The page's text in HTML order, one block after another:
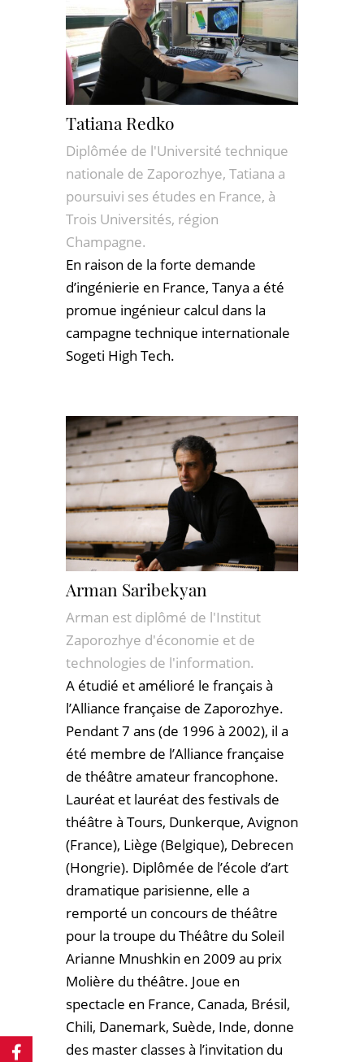
Tatiana Redko
Diplômée de l'Université technique
nationale de Zaporozhye, Tatiana a
poursuivi ses études en France, à
Trois Universités, région
Champagne.
En raison de la forte demande
d’ingénierie en France, Tanya a été
promue ingénieur calcul dans la
campagne technique internationale
Sogeti High Tech.
Arman Saribekyan
Arman est diplômé de l'Institut
Zaporozhye d'économie et de
technologies de l'information.
A étudié et amélioré le français à
l’Alliance française de Zaporozhye.
Pendant 7 ans (de 1996 à 2002), il a
été membre de l’Alliance française
de théâtre amateur francophone.
Lauréat et lauréat des festivals de
théâtre à Tours, Dunkerque, Avignon
(France), Liège (Belgique), Debrecen
(Hongrie). Diplômée de l’école d’art
dramatique parisienne, elle a
remporté un concours de théâtre
pour la troupe du Théâtre du Soleil
Arianne Mnushkin en 2009 au prix
Molière du théâtre. Joue en
spectacle en France, Canada, Brésil,
Chili, Danemark, Suède, Inde, donne
des master classes à l’invitation du